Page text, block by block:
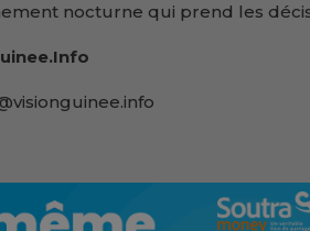
nocturne qui prend les